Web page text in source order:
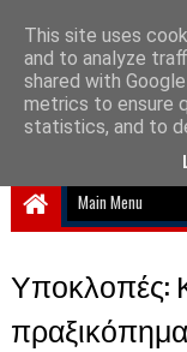
Ειδήσεις
Υποκλοπές:
This site uses
and to analyze
shared with
metrics to ensure
statistics, and to